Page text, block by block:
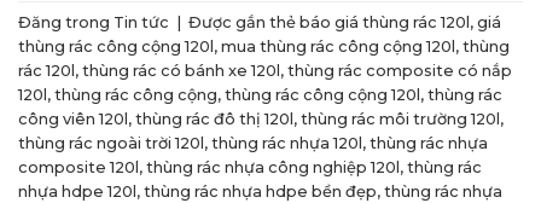
Đăng trong Tin tức Được gắn thẻ báo giá thùng rác 120l , giá
thùng rác công cộng 120l , mua thùng rác công cộng 120l , thùng
rác 120l , thùng rác có bánh xe 120l , thùng rác composite có nắp
120l , thùng rác công cộng, thùng rác công cộng 120l , thùng rác
công viên 120l , thùng rác đô thị 120l , thùng rác môi trường 120l ,
thùng rác ngoài trời 120l , thùng rác nhựa 120l , thùng rác nhựa
composite 120l , thùng rác nhựa công nghiệp 120l , thùng rác
nhựa hdpe 120l , thùng rác nhựa hdpe bền đẹp, thùng rác nhựa